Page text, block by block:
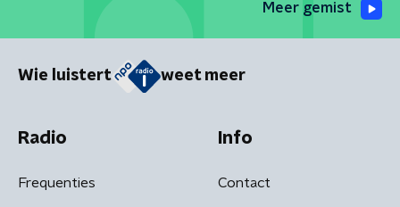
Meer gemist
Wie luistert weet meer
Radio
Frequenties
Info
Contact